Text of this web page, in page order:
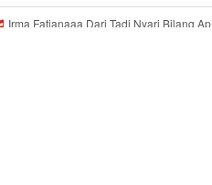
Irma Fatianaaa Dari Tadi Nyari Bilang Apa Https Videy Co Yews Web Id PTldKA ᅠ ᅠ ᅠ ᅠ ᅠ ᅠ ᅠ ᅠ ᅠ ᅠ ᅠ ᅠ ᅠ ᅠ ᅠ ᅠ ᅠ ᅠ ᅠ ᅠ ᅠ ᅠ ᅠ ᅠ ᅠ ᅠ ᅠ ᅠ ᅠ ᅠ ᅠ ᅠ ᅠ ᅠ ᅠ ᅠ ᅠ ᅠ ᅠ ᅠ ᅠ ᅠ ᅠ ᅠ ᅠ ᅠ ᅠ ᅠ ᅠ ᅠ ᅠ ᅠ ᅠ ᅠ ᅠ ᅠ ᅠ ᅠ Mp3